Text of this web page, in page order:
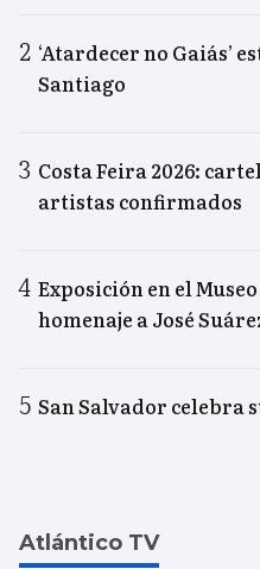
‘Atardecer no Gaiás’
Santiago
Costa Feira 2026:
artistas confirmados
Exposición en el
homenaje a José
San Salvador celebra
Atlántico TV